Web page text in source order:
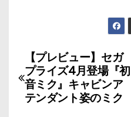
投
稿
ナ
【プレビュー】セガ
プライズ4月登場『初
音ミク』キャビンア
テンダント姿のミク